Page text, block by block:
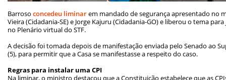
Barroso concedeu liminarem mandado de segurança apresentado no
Vieira (Cidadania-SE) e Jorge Kajuru (Cidadania-GO) e liberou o tema
no Plenário virtual do STF.
A decisão foi tomada depois de manifestação enviada pelo Senado ao
(5), para permitir que a Casa se manifestasse a respeito do caso.
Regras para instalar uma CPI
Na liminar, o ministro destacou que a Constituição estabelece que as